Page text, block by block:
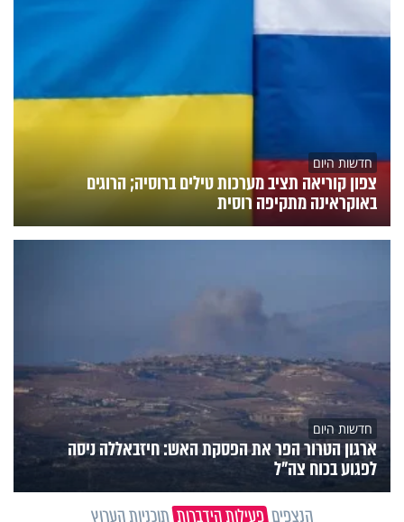
חדשות היום
צפון קוריאה תציב מערכות טילים ברוסיה; הרוגים
באוקראינה מתקיפה רוסית
חדשות היום
ארגון הטרור הפר את הפסקת האש: חיזבאללה ניסה
לפגוע בכוח צה"ל
הנצפים פעילות הידברות תוכניות הערוץ